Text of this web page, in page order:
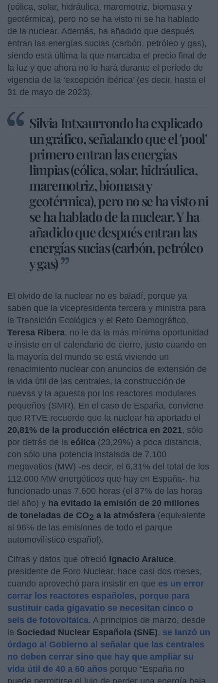
(eólica, solar, hidráulica, maremotriz, biomasa y
geotérmica), pero no se ha visto ni se ha hablado
de la nuclear. Además, ha añadido que después
entran las energías sucias (carbón, petróleo y gas),
siendo está última la que marcaba el precio final de
la luz y que ahora no lo hará durante el periodo de
vigencia de la ‘excepción ibérica’ (es decir, hasta el
31 de mayo de 2023).
Silvia Intxaurrondo ha explicado
un gráfico, señalando que el 'pool'
primero entran las energías
limpias (eólica, solar, hidráulica,
maremotriz, biomasa y
geotérmica), pero no se ha visto ni
se ha hablado de la nuclear. Y ha
añadido que después entran las
energías sucias (carbón, petróleo
y gas)
El olvido de la nuclear no es baladí, porque ya
saben que la vicepresidenta tercera y ministra para
la Transición Ecológica y el Reto Demográfico,
Teresa Ribera, no le da la más mínima oportunidad
e insiste en el calendario de cierre, justo cuando en
la mayoría del mundo se está viviendo un
renacimiento nuclear con anuncios de extensión de
la vida útil de las centrales, la construcción de
nuevas y la apuesta por los reactores modulares
pequeños (SMR). En el caso de España, conviene
que RTVE recuerde que la nuclear ha aportado el
20,81% de la producción eléctrica en 2021, sólo
por detrás de la eólica (23,29%) a poca distancia,
con sólo una potencia instalada de 7.100
megavatios (MW) -es decir, el 6,31% del total de los
112.000 MW energéticos que hay en España-, ha
funcionado unas 7.600 horas (el 87% de las horas
del año) y ha evitado la emisión de 20 millones
de toneladas de CO2 a la atmósfera (equivalente
al 96% de las emisiones de todo el parque
automovilístico español).
Cifras y datos que ofreció Ignacio Araluce,
presidente de Foro Nuclear, hace casi dos meses,
cuando aprovechó para insistir en que es un error
cerrar los reactores españoles, porque para
sustituir cada gigavatio se necesitan cinco o
seis de fotovoltaica. A principios de marzo, desde
la Sociedad Nuclear Española (SNE), se lanzó un
órdago al Gobierno al señalar que las centrales
no deben cerrar sino que hay que ampliar su
vida útil de 40 a 60 años porque “España no
puede permitirse el lujo de perder una energía baja